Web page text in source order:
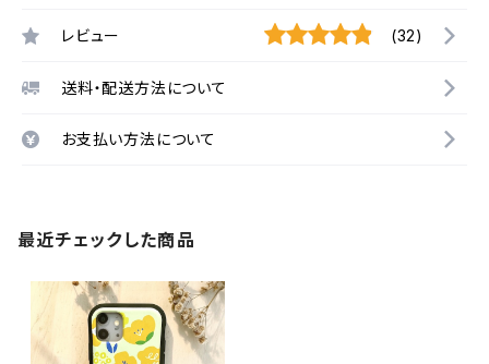
レビュー (32)
送料・配送方法について
お支払い方法について
最近チェックした商品